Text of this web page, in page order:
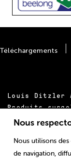
Nous
Nous utilisons
de navigation,
Louis Ditzler
Produits
Tél.:+41 61
Téléchargements